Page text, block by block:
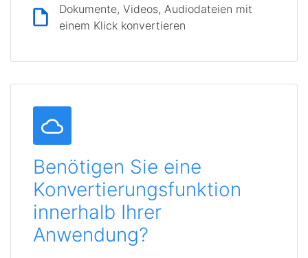
Dokumente, Videos, Audiodateien mit
einem Klick konvertieren
Benötigen Sie eine
Konvertierungsfunktion
innerhalb Ihrer
Anwendung?